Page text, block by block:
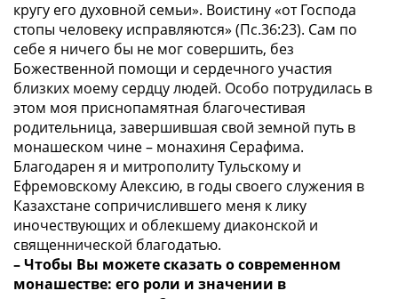
кругу его духовной семьи». Воистину «от Господа
стопы человеку исправляются» (Пс.36:23). Сам по
себе я ничего бы не мог совершить, без
Божественной помощи и сердечного участия
близких моему сердцу людей. Особо потрудилась в
этом моя приснопамятная благочестивая
родительница, завершившая свой земной путь в
монашеском чине – монахиня Серафима.
Благодарен я и митрополиту Тульскому и
Ефремовскому Алексию, в годы своего служения в
Казахстане сопричислившего меня к лику
иночествующих и облекшему диаконской и
священнической благодатью.
– Чтобы Вы можете сказать о современном
монашестве: его роли и значении в